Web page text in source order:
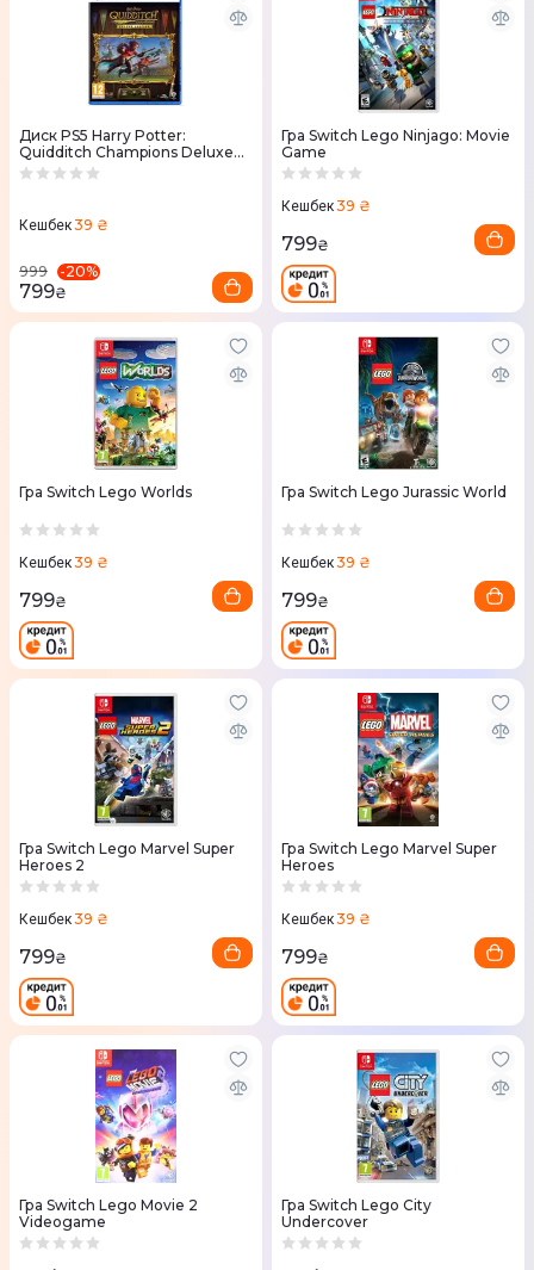
Диск PS5 Harry Potter:
Quidditch Champions Deluxe
Edition (Blu-ray)
Кешбек39 ₴
999 -20%
799₴
Гра Switch Lego Ninjago: Movie
Game
Кешбек39 ₴
799₴
Гра Switch Lego Worlds
Кешбек39 ₴
799₴
Гра Switch Lego Jurassic World
Кешбек39 ₴
799₴
Гра Switch Lego Marvel Super
Heroes 2
Кешбек39 ₴
799₴
Гра Switch Lego Marvel Super
Heroes
Кешбек39 ₴
799₴
Гра Switch Lego Movie 2
Videogame
Гра Switch Lego City
Undercover